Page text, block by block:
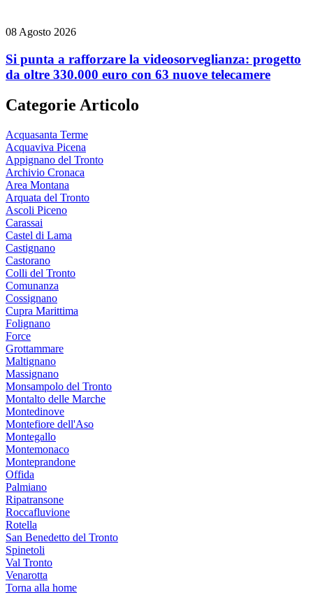
08 Agosto 2026
Si punta a rafforzare la videosorveglianza: progetto
da oltre 330.000 euro con 63 nuove telecamere
Categorie Articolo
Acquasanta Terme
Acquaviva Picena
Appignano del Tronto
Archivio Cronaca
Area Montana
Arquata del Tronto
Ascoli Piceno
Carassai
Castel di Lama
Castignano
Castorano
Colli del Tronto
Comunanza
Cossignano
Cupra Marittima
Folignano
Force
Grottammare
Maltignano
Massignano
Monsampolo del Tronto
Montalto delle Marche
Montedinove
Montefiore dell'Aso
Montegallo
Montemonaco
Monteprandone
Offida
Palmiano
Ripatransone
Roccafluvione
Rotella
San Benedetto del Tronto
Spinetoli
Val Tronto
Venarotta
Torna alla home